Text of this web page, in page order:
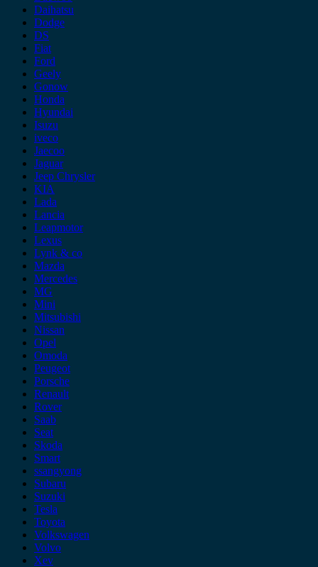
Daihatsu
Dodge
DS
Fiat
Ford
Geely
Gonow
Honda
Hyundai
Isuzu
iveco
Jaecoo
Jaguar
Jeep Chrysler
KIA
Lada
Lancia
Leapmotor
Lexus
Lynk & co
Mazda
Mercedes
MG
Mini
Mitsubishi
Nissan
Opel
Omoda
Peugeot
Porsche
Renault
Rover
Saab
Seat
Skoda
Smart
ssangyong
Subaru
Suzuki
Tesla
Toyota
Volkswagen
Volvo
Xev